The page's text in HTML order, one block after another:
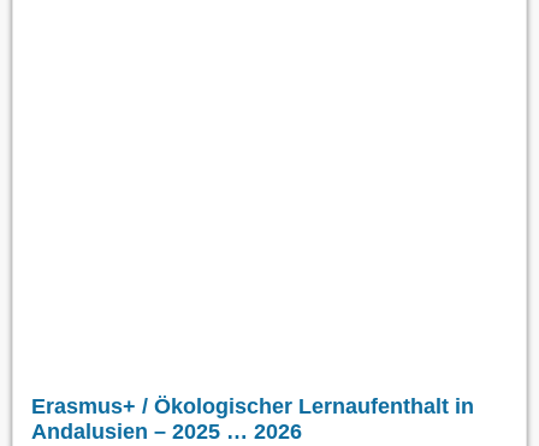
Erasmus+ / Ökologischer Lernaufenthalt in
Andalusien – 2025 … 2026